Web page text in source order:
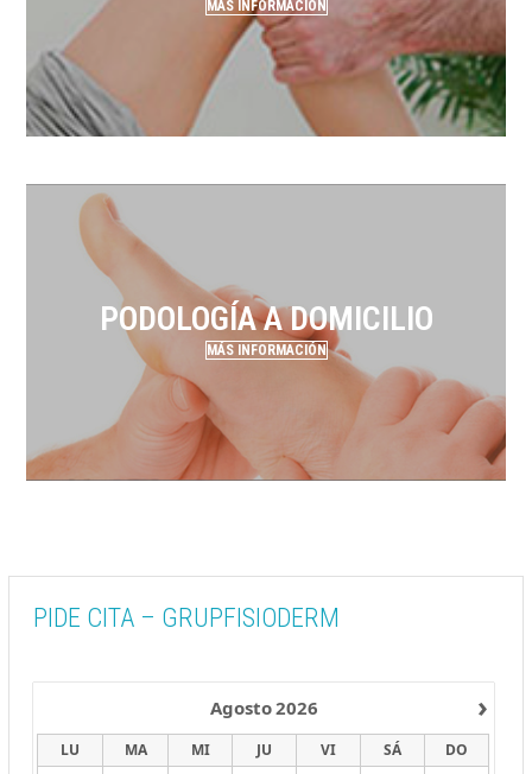
MÁS INFORMACIÓN
PODOLOGÍA A DOMICILIO
MÁS INFORMACIÓN
PIDE CITA – GRUPFISIODERM
›
Agosto2026
LU MA MI JU VI SÁ DO